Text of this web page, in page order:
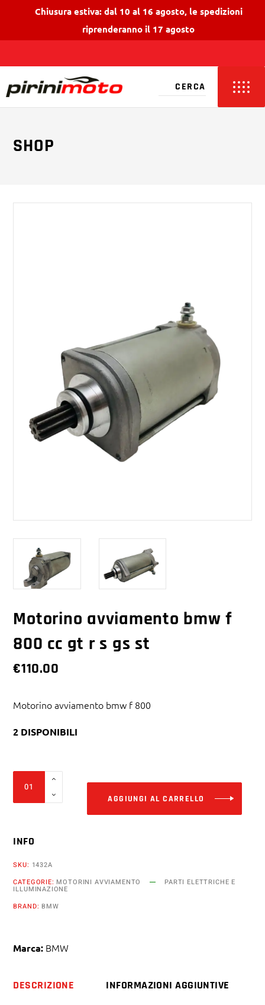
Chiusura estiva: dal 10 al 16 agosto, le spedizioni
riprenderanno il 17 agosto
SHOP
Motorino avviamento bmw f
800 cc gt r s gs st
€110.00
Motorino avviamento bmw f 800
2 DISPONIBILI
avviamento
800
r
s
quantity
AGGIUNGI AL CARRELLO
INFO
SKU: 1432A
CATEGORIE: MOTORINI AVVIAMENTO PARTI ELETTRICHE E
ILLUMINAZIONE
BRAND: BMW
Marca: BMW
DESCRIZIONE INFORMAZIONI AGGIUNTIVE